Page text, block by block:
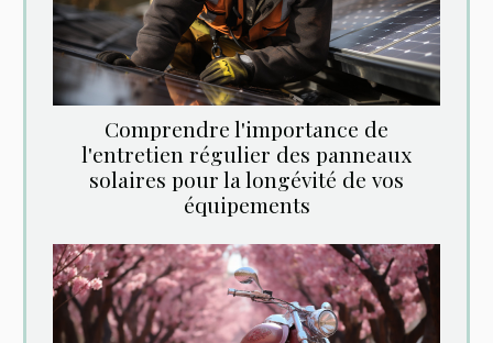
Comprendre l'importance de
l'entretien régulier des panneaux
solaires pour la longévité de vos
équipements